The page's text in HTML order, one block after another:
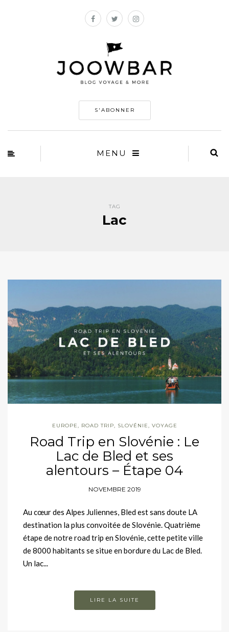
S'ABONNER
MENU
TAG
Lac
EUROPE ROAD TRIP SLOVÉNIE VOYAGE
Road Trip en Slovénie : Le
Lac de Bled et ses
alentours – Étape 04
NOVEMBRE 2019
Au cœur des Alpes Juliennes, Bled est sans doute LA
destination la plus convoitée de Slovénie. Quatrième
étape de notre road trip en Slovénie, cette petite ville
de 8000 habitants se situe en bordure du Lac de Bled.
Un lac...
LIRE LA SUITE